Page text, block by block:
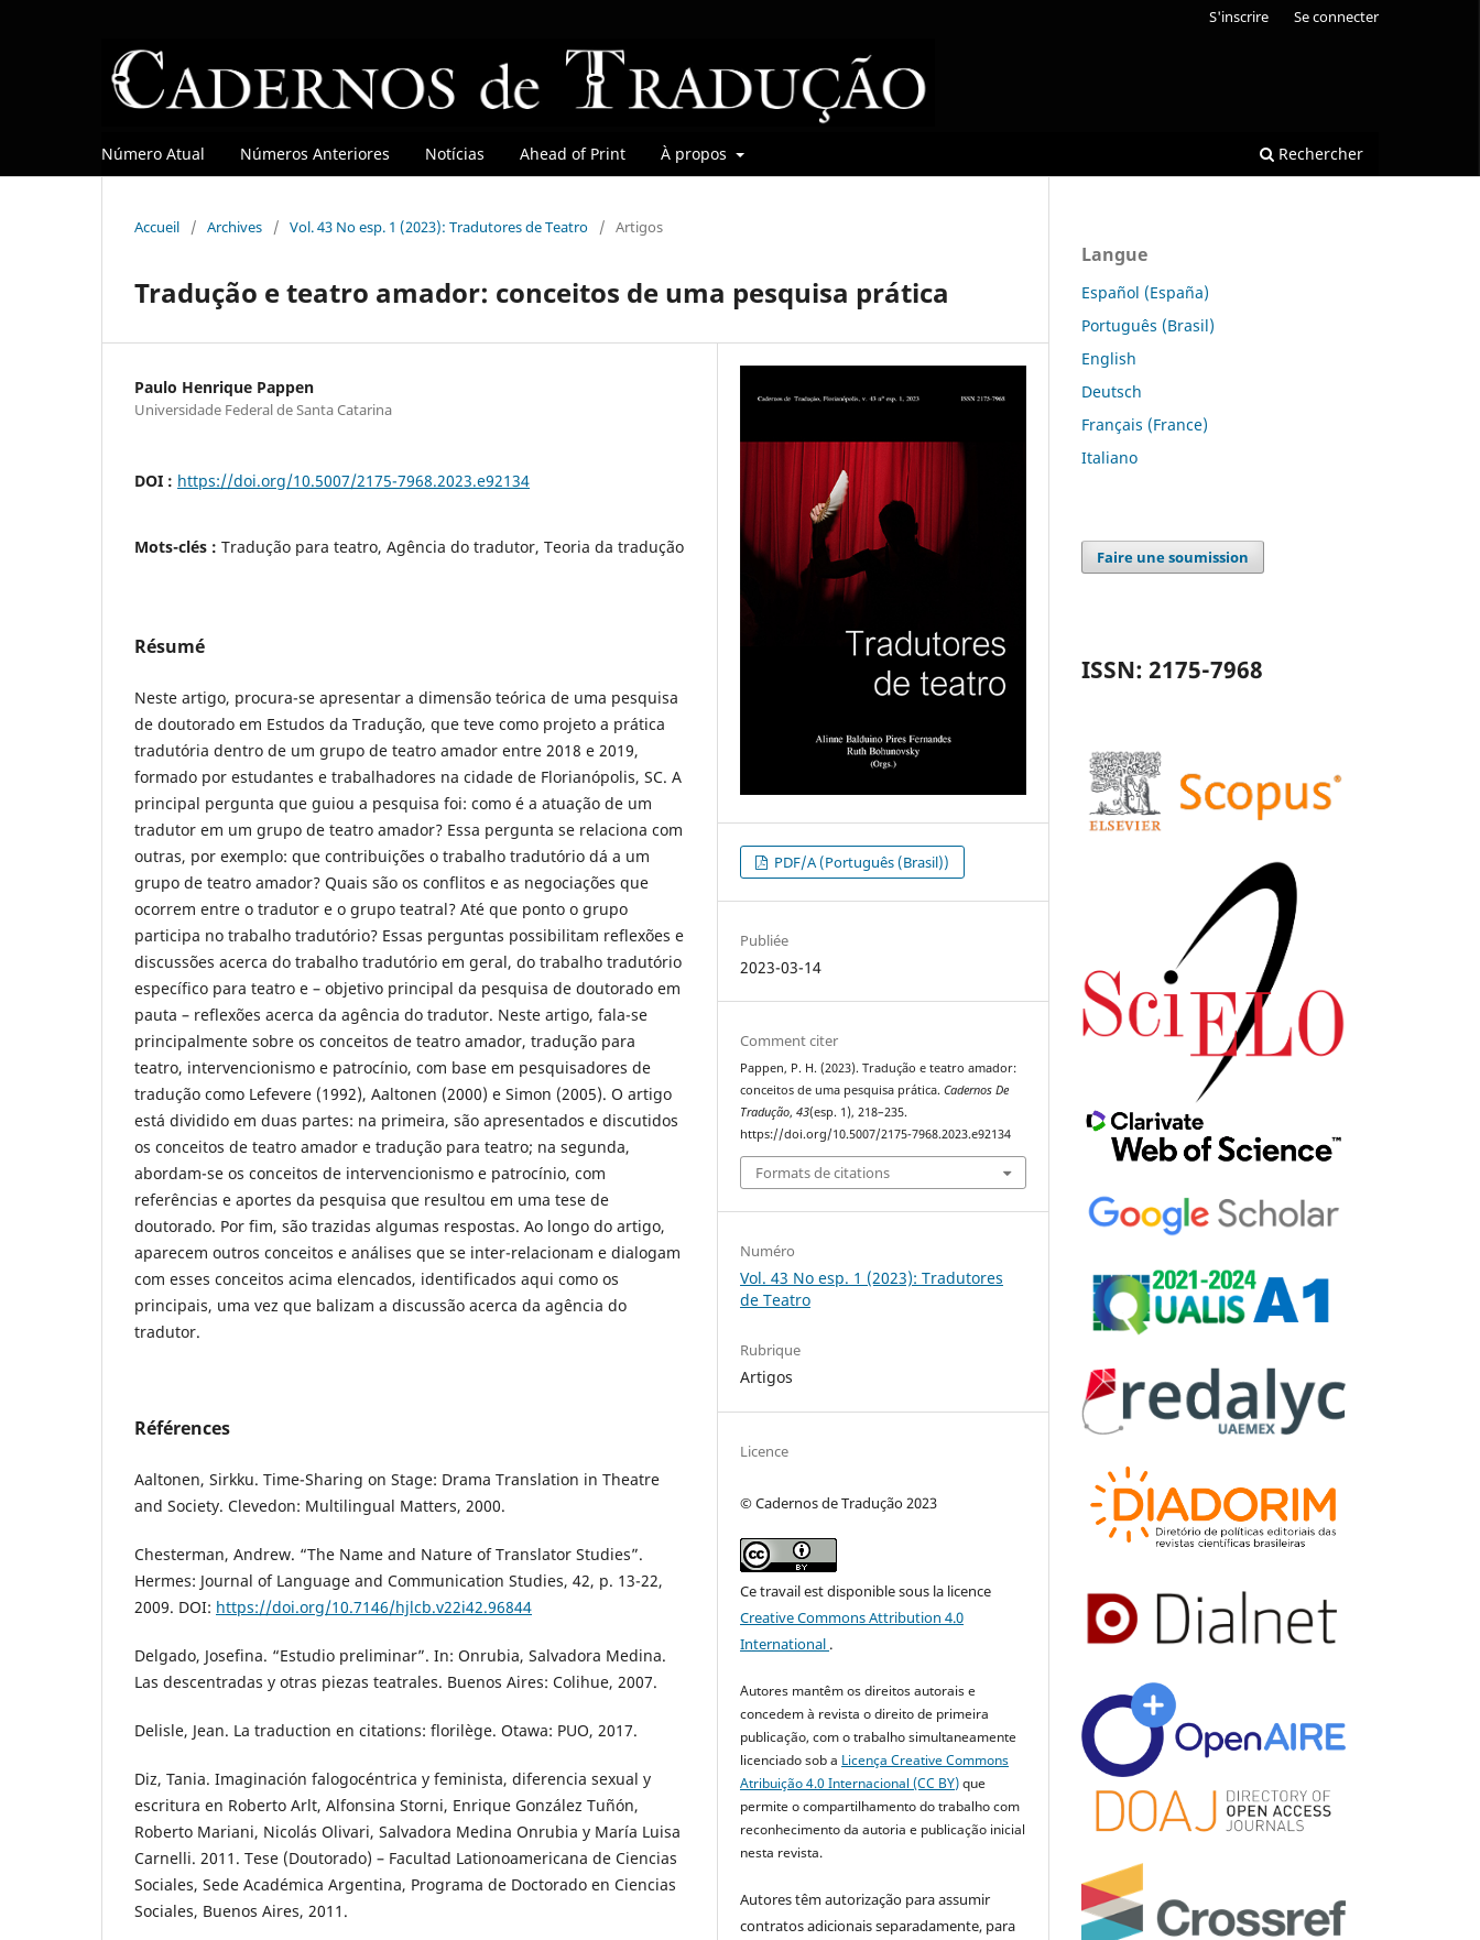
Número Atual Números Anteriores Notícias Ahead of Print À propos Rechercher
S'inscrire Se connecter
Accueil / Archives / Vol. 43 No esp. 1 (2023): Tradutores de Teatro / Artigos
Tradução e teatro amador: conceitos de uma pesquisa prática
Paulo Henrique Pappen
Universidade Federal de Santa Catarina
DOI : https://doi.org/10.5007/2175-7968.2023.e92134
Mots-clés : Tradução para teatro, Agência do tradutor, Teoria da tradução
Résumé
Neste artigo, procura-se apresentar a dimensão teórica de uma pesquisa
de doutorado em Estudos da Tradução, que teve como projeto a prática
tradutória dentro de um grupo de teatro amador entre 2018 e 2019,
formado por estudantes e trabalhadores na cidade de Florianópolis, SC. A
principal pergunta que guiou a pesquisa foi: como é a atuação de um
tradutor em um grupo de teatro amador? Essa pergunta se relaciona com
outras, por exemplo: que contribuições o trabalho tradutório dá a um
grupo de teatro amador? Quais são os conflitos e as negociações que
ocorrem entre o tradutor e o grupo teatral? Até que ponto o grupo
participa no trabalho tradutório? Essas perguntas possibilitam reflexões e
discussões acerca do trabalho tradutório em geral, do trabalho tradutório
específico para teatro e – objetivo principal da pesquisa de doutorado em
pauta – reflexões acerca da agência do tradutor. Neste artigo, fala-se
principalmente sobre os conceitos de teatro amador, tradução para
teatro, intervencionismo e patrocínio, com base em pesquisadores de
tradução como Lefevere (1992), Aaltonen (2000) e Simon (2005). O artigo
está dividido em duas partes: na primeira, são apresentados e discutidos
os conceitos de teatro amador e tradução para teatro; na segunda,
abordam-se os conceitos de intervencionismo e patrocínio, com
referências e aportes da pesquisa que resultou em uma tese de
doutorado. Por fim, são trazidas algumas respostas. Ao longo do artigo,
aparecem outros conceitos e análises que se inter-relacionam e dialogam
com esses conceitos acima elencados, identificados aqui como os
principais, uma vez que balizam a discussão acerca da agência do
tradutor.
Références
Aaltonen, Sirkku. Time-Sharing on Stage: Drama Translation in Theatre
and Society. Clevedon: Multilingual Matters, 2000.
Chesterman, Andrew. “The Name and Nature of Translator Studies”.
Hermes: Journal of Language and Communication Studies, 42, p. 13-22,
2009. DOI: https://doi.org/10.7146/hjlcb.v22i42.96844
Delgado, Josefina. “Estudio preliminar”. In: Onrubia, Salvadora Medina.
Las descentradas y otras piezas teatrales. Buenos Aires: Colihue, 2007.
Delisle, Jean. La traduction en citations: florilège. Otawa: PUO, 2017.
Diz, Tania. Imaginación falogocéntrica y feminista, diferencia sexual y
escritura en Roberto Arlt, Alfonsina Storni, Enrique González Tuñón,
Roberto Mariani, Nicolás Olivari, Salvadora Medina Onrubia y María Luisa
Carnelli. 2011. Tese (Doutorado) – Facultad Lationoamericana de Ciencias
Sociales, Sede Académica Argentina, Programa de Doctorado en Ciencias
Sociales, Buenos Aires, 2011.
PDF/A (Português (Brasil))
Publiée
2023-03-14
Comment citer
Pappen, P. H. (2023). Tradução e teatro amador:
conceitos de uma pesquisa prática.Cadernos De
Tradução,43(esp. 1), 218–235.
https://doi.org/10.5007/2175-7968.2023.e92134
Formats de citations
Numéro
Vol. 43 No esp. 1 (2023): Tradutores
de Teatro
Rubrique
Artigos
Licence
© Cadernos de Tradução 2023
Ce travail est disponible sous la licence
Creative Commons Attribution 4.0
International .
Autores mantêm os direitos autorais e
concedem à revista o direito de primeira
publicação, com o trabalho simultaneamente
licenciado sob a Licença Creative Commons
Atribuição 4.0 Internacional (CC BY)que
permite o compartilhamento do trabalho com
reconhecimento da autoria e publicação inicial
nesta revista.
Autores têm autorização para assumir
contratos adicionais separadamente, para
Langue
Español (España)
Português (Brasil)
English
Deutsch
Français (France)
Italiano
Faire une soumission
ISSN: 2175-7968